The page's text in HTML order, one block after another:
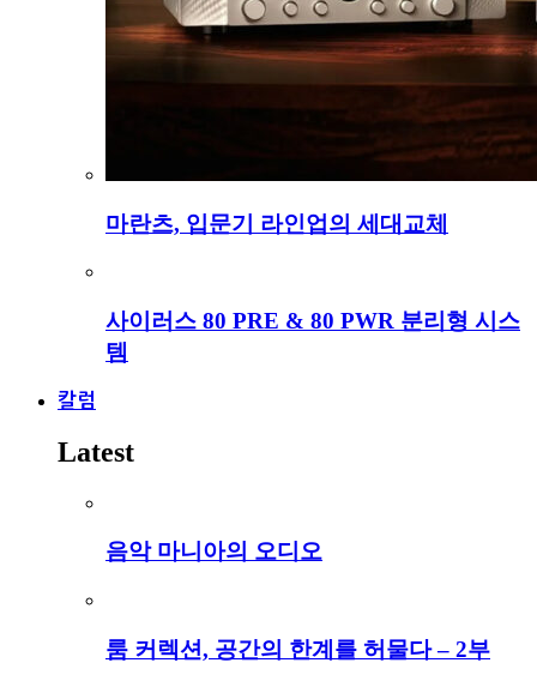
마란츠, 입문기 라인업의 세대교체
사이러스 80 PRE & 80 PWR 분리형 시스
템
칼럼
Latest
음악 마니아의 오디오
룸 커렉션, 공간의 한계를 허물다 – 2부